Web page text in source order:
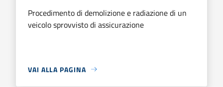
Procedimento di demolizione e radiazione di un
veicolo sprovvisto di assicurazione
VAI ALLA PAGINA